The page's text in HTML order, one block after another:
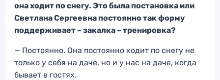
она ходит по снегу. Это была постановка или
Светлана Сергеевна постоянно так форму
поддерживает – закалка – тренировка?
— Постоянно. Она постоянно ходит по снегу не
только у себя на даче, но и у нас на даче, когда
бывает в гостях.